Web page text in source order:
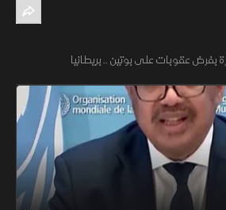
بفرض عقوبات على بوتين .. بريطانيا